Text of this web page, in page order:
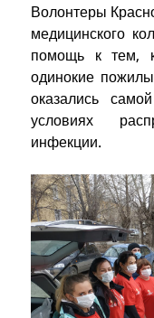
Волонтеры
медицинского
помощь к тем,
одинокие
оказались
условиях
инфекции.